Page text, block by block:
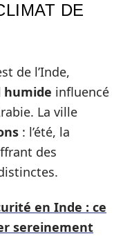
DE
de l’Inde,
influencé
La ville
: l’été, la
des
en Inde : ce
sereinement